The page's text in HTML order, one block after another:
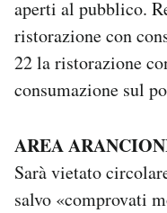
aperti al pubblico.
ristorazione con
22 la ristorazione
consumazione sul
AREA
Sarà vietato
salvo «comprovati